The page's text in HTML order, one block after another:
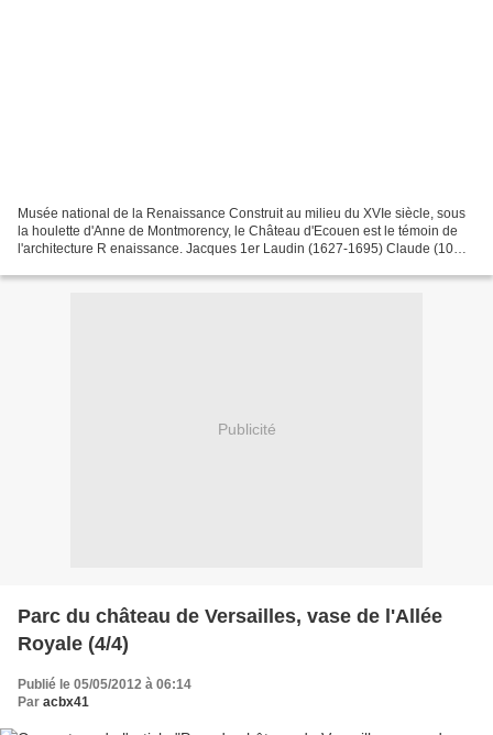
Musée national de la Renaissance Construit au milieu du XVIe siècle, sous
la houlette d'Anne de Montmorency, le Château d'Ecouen est le témoin de
l'architecture R enaissance. Jacques 1er Laudin (1627-1695) Claude (10
Publicité
Parc du château de Versailles, vase de l'Allée
Royale (4/4)
Publié le 05/05/2012 à 06:14
Par acbx41